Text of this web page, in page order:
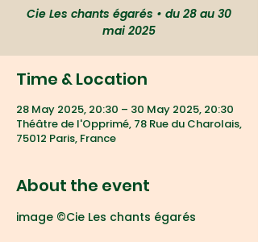
Cie Les chants égarés • du 28 au 30
mai 2025
Time & Location
28 May 2025, 20:30 – 30 May 2025, 20:30
Théâtre de l'Opprimé, 78 Rue du Charolais,
75012 Paris, France
About the event
image ©Cie Les chants égarés